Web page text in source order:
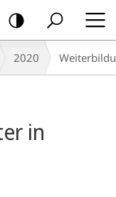
2020
in